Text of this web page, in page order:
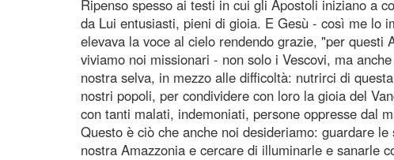
Ripenso spesso ai testi in cui gli Apostoli iniziano a
da Lui entusiasti, pieni di gioia. E Gesù - così me lo
elevava la voce al cielo rendendo grazie, "per
viviamo noi missionari - non solo i Vescovi, ma
nostra selva, in mezzo alle difficoltà: nutrirci di
nostri popoli, per condividere con loro la gioia del
con tanti malati, indemoniati, persone oppresse dal
Questo è ciò che anche noi desideriamo: guardare
nostra Amazzonia e cercare di illuminarle e sanarle